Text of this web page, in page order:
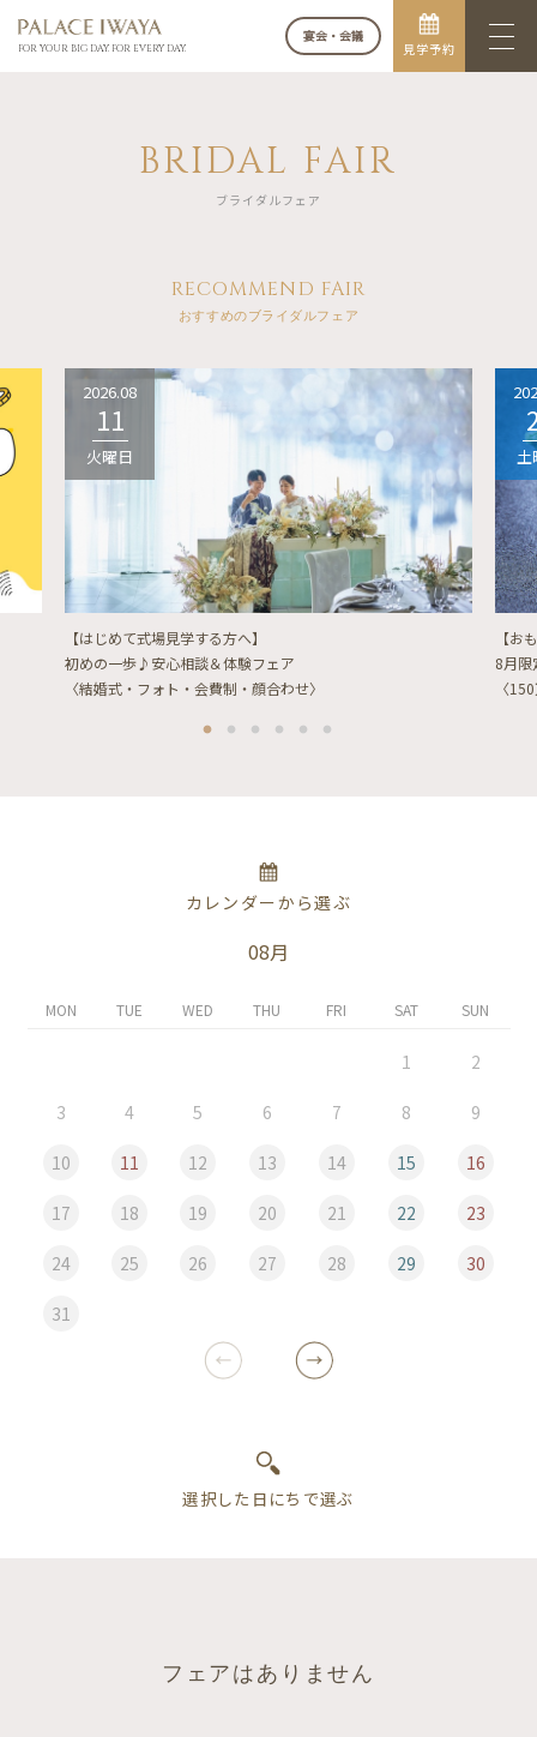
FOR YOUR BIG DAY. FOR EVERY DAY.
宴会・会議
見学予約
BRIDAL FAIR
ブライダルフェア
RECOMMEND FAIR
おすすめのブライダルフェア
2026.08
11
火曜日
【はじめて式場見学する方へ】
初めの一歩♪安心相談＆体験フェア
〈結婚式・フォト・会費制・顔合わせ〉
土
【お
8月限
〈
カレンダーから選ぶ
08月
MON TUE WED THU FRI SAT SUN
1 2
3 4 5 6 7 8 9
10 11 12 13 14 15 16
17 18 19 20 21 22 23
24 25 26 27 28 29 30
31
フェアはありません